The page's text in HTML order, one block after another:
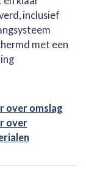
inclusief
met een
over omslag
over